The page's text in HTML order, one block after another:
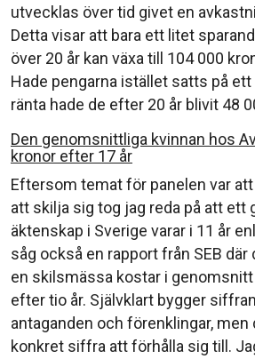
utvecklas över tid givet en
Detta visar att bara ett litet
över 20 år kan växa till 104 000
Hade pengarna istället satts på
ränta hade de efter 20 år blivit 48
Den genomsnittliga kvinnan hos
kronor efter 17 år
Eftersom temat för panelen var att
att skilja sig tog jag reda på att
äktenskap i Sverige varar i 11 år
såg också en rapport från SEB
en skilsmässa kostar i
efter tio år. Självklart bygger
antaganden och förenklingar, men
konkret siffra att förhålla sig till.